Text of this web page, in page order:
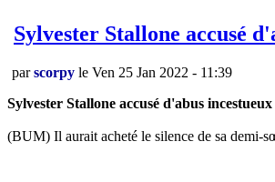
Sylvester Stallone accusé
parscorpy le Ven 25 Jan 2022 - 11:39
Sylvester Stallone accusé d'abus incestueux
(BUM) Il aurait acheté le silence de sa demi-